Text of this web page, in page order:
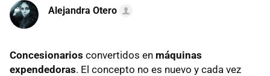
Alejandra Otero
Concesionarios convertidos en máquinas
expendedoras. El concepto no es nuevo y cada vez